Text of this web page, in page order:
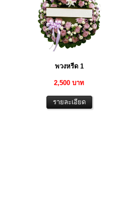
พวงหรีด 1
2,500 บาท